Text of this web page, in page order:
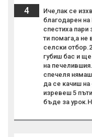
4
Иче,пак се
благодарен
спестиха пари
ти помага,а
селски
губиш бас и
на
спечеля
да се качиш
изревеш 5
бъде за